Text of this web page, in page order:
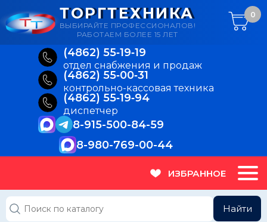
(4862) 55‑19‑19
отдел снабжения и продаж
(4862) 55‑00‑31
контрольно-кассовая техника
(4862) 55‑19‑94
диспетчер
8-915-500-84-59
8-980-769-00-44
ТОРГТЕХНИКА
ВЫБИРАЙТЕ ПРОФЕССИОНАЛОВ!
РАБОТАЕМ БОЛЕЕ 15 ЛЕТ
0
ИЗБРАННОЕ
Найти